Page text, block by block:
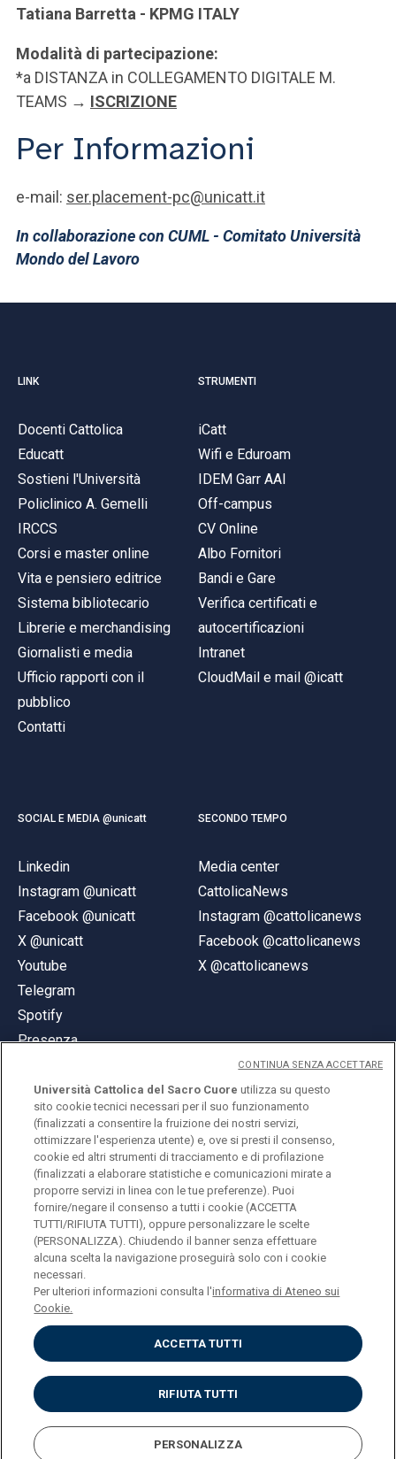
Tatiana Barretta - KPMG ITALY
Modalità di partecipazione:
*a DISTANZA in COLLEGAMENTO DIGITALE M.
TEAMS → ISCRIZIONE
Per Informazioni
e-mail: ser.placement-pc@unicatt.it
In collaborazione con CUML - Comitato Università
Mondo del Lavoro
LINK
Docenti Cattolica
Educatt
Sostieni l'Università
Policlinico A. Gemelli
IRCCS
Corsi e master online
Vita e pensiero editrice
Sistema bibliotecario
Librerie e merchandising
Giornalisti e media
Ufficio rapporti con il
pubblico
Contatti
STRUMENTI
iCatt
Wifi e Eduroam
IDEM Garr AAI
Off-campus
CV Online
Albo Fornitori
Bandi e Gare
Verifica certificati e
autocertificazioni
Intranet
CloudMail e mail @icatt
SOCIAL E MEDIA @unicatt
Linkedin
Instagram @unicatt
Facebook @unicatt
X @unicatt
Youtube
Telegram
Spotify
Presenza
SECONDO TEMPO
Media center
CattolicaNews
Instagram @cattolicanews
Facebook @cattolicanews
X @cattolicanews
© Università Cattolica del Sacro Cuore
Largo A. Gemelli 1, 20123 Milano
PI 02133120150
ENGLISH
Privacy
Accessibilità
Cookies
Impostazione Cookies
Università Cattolica del Sacro Cuore utilizza su questo
sito cookie tecnici necessari per il suo funzionamento
(finalizzati a consentire la fruizione dei nostri servizi,
ottimizzare l'esperienza utente) e, ove si presti il consenso,
cookie ed altri strumenti di tracciamento e di profilazione
(finalizzati a elaborare statistiche e comunicazioni mirate a
proporre servizi in linea con le tue preferenze). Puoi
fornire/negare il consenso a tutti i cookie (ACCETTA
TUTTI/RIFIUTA TUTTI), oppure personalizzare le scelte
(PERSONALIZZA). Chiudendo il banner senza effettuare
alcuna scelta la navigazione proseguirà solo con i cookie
necessari.
Per ulteriori informazioni consulta l'informativa di Ateneo sui
Cookie.
ACCETTA TUTTI
RIFIUTA TUTTI
PERSONALIZZA
CONTINUA SENZA ACCETTARE